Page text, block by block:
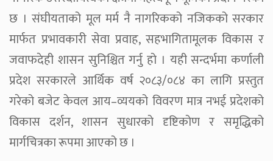
छ । संघीयताको मूल मर्म नै नागरिकको नजिकको सरकार
मार्फत प्रभावकारी सेवा प्रवाह, सहभागितामूलक विकास र
जवाफदेही शासन सुनिश्चित गर्नु हो । यही सन्दर्भमा कर्णाली
प्रदेश सरकारले आर्थिक वर्ष २०८३/०८४ का लागि प्रस्तुत
गरेको बजेट केवल आय–व्ययको विवरण मात्र नभई प्रदेशको
विकास दर्शन, शासन सुधारको दृष्टिकोण र समृद्धिको
मार्गचित्रका रूपमा आएको छ ।